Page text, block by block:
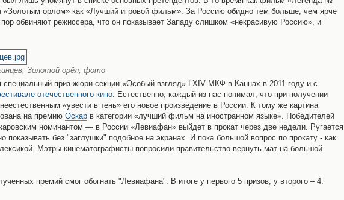
орлом» как «Лучший игровой фильм». За Россию обидно тем больше, чем ярче
обвиняют режиссера, что он показывает Западу слишком «некрасивую Россию», и
Золотой орёл, фото
приз жюри секции «Особый взгляд» LXIV МКФ в Каннах в 2011 году и с
отечественного кино. Естественно, каждый из нас понимал, что при получении
«увести в тень» его новое произведение в России. К тому же картина
на премию Оскар в категории «лучший фильм на иностранном языке». Победителей
номинантом — в России «Левиафан» выйдет в прокат через две недели. Ругается
без "заглушки" подобное на экранах. И пока большой вопрос по прокату - как
Мэтры-кинематографисты попросили правительство вернуть мат на большой
премий смог обогнать "Левиафана". В итоге у первого 5 призов, у второго – 4.